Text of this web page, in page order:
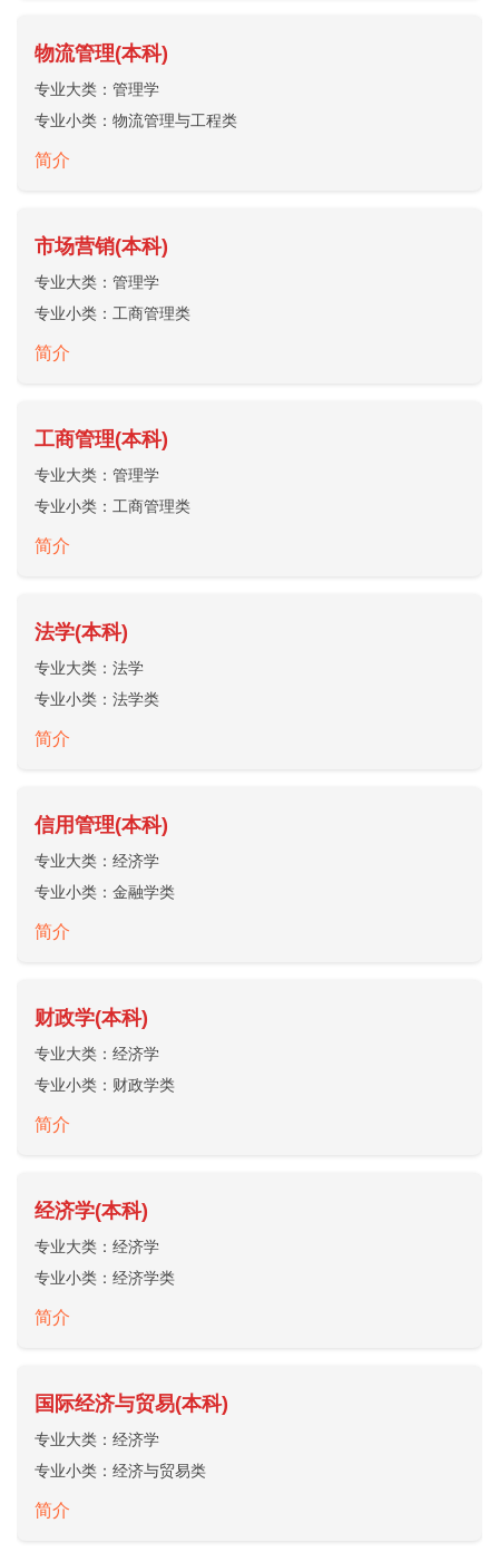
物流管理(本科)
专业大类： 管理学
专业小类： 物流管理与工程类
简介
市场营销(本科)
专业大类： 管理学
专业小类： 工商管理类
简介
工商管理(本科)
专业大类： 管理学
专业小类： 工商管理类
简介
法学(本科)
专业大类： 法学
专业小类： 法学类
简介
信用管理(本科)
专业大类： 经济学
专业小类： 金融学类
简介
财政学(本科)
专业大类： 经济学
专业小类： 财政学类
简介
经济学(本科)
专业大类： 经济学
专业小类： 经济学类
简介
国际经济与贸易(本科)
专业大类： 经济学
专业小类： 经济与贸易类
简介